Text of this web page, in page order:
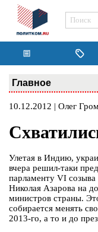
Главное
10.12.2012 | Олег
Улетая в Индию,
вчера решил-таки
парламенту VI созыва
Николая Азарова на
министров страны.
собирается менять
2013-го, а то и до